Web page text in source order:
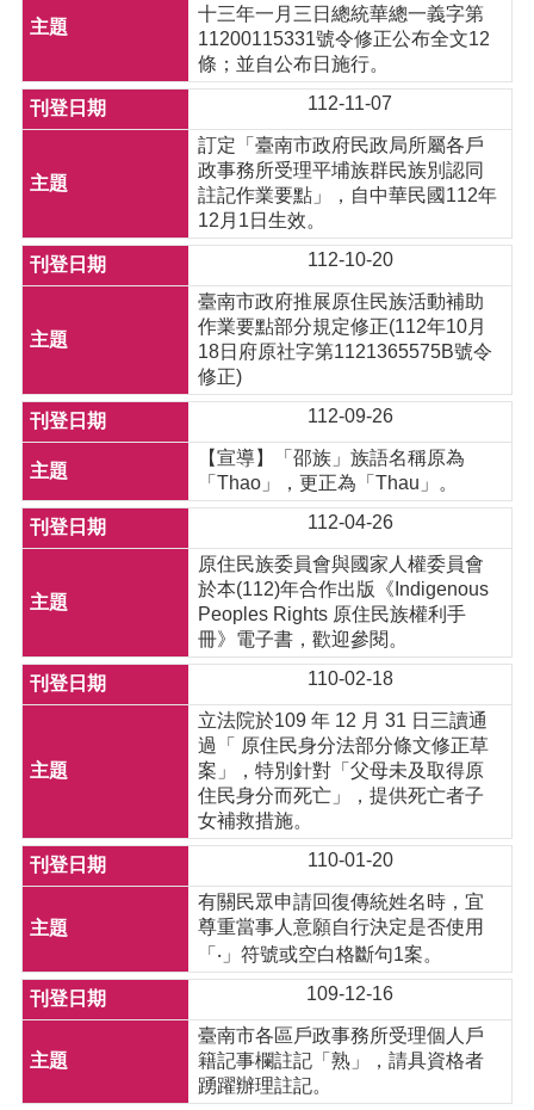
十三年一月三日總統華總一義字第
11200115331號令修正公布全文12
條；並自公布日施行。
112-11-07
訂定「臺南市政府民政局所屬各戶
政事務所受理平埔族群民族別認同
註記作業要點」，自中華民國112年
12月1日生效。
112-10-20
臺南市政府推展原住民族活動補助
作業要點部分規定修正(112年10月
18日府原社字第1121365575B號令
修正)
112-09-26
【宣導】「邵族」族語名稱原為
「Thao」，更正為「Thau」。
112-04-26
原住民族委員會與國家人權委員會
於本(112)年合作出版《Indigenous
Peoples Rights 原住民族權利手
冊》電子書，歡迎參閱。
110-02-18
立法院於109 年 12 月 31 日三讀通
過「 原住民身分法部分條文修正草
案」，特別針對「父母未及取得原
住民身分而死亡」，提供死亡者子
女補救措施。
110-01-20
有關民眾申請回復傳統姓名時，宜
尊重當事人意願自行決定是否使用
「‧」符號或空白格斷句1案。
109-12-16
臺南市各區戶政事務所受理個人戶
籍記事欄註記「熟」，請具資格者
踴躍辦理註記。